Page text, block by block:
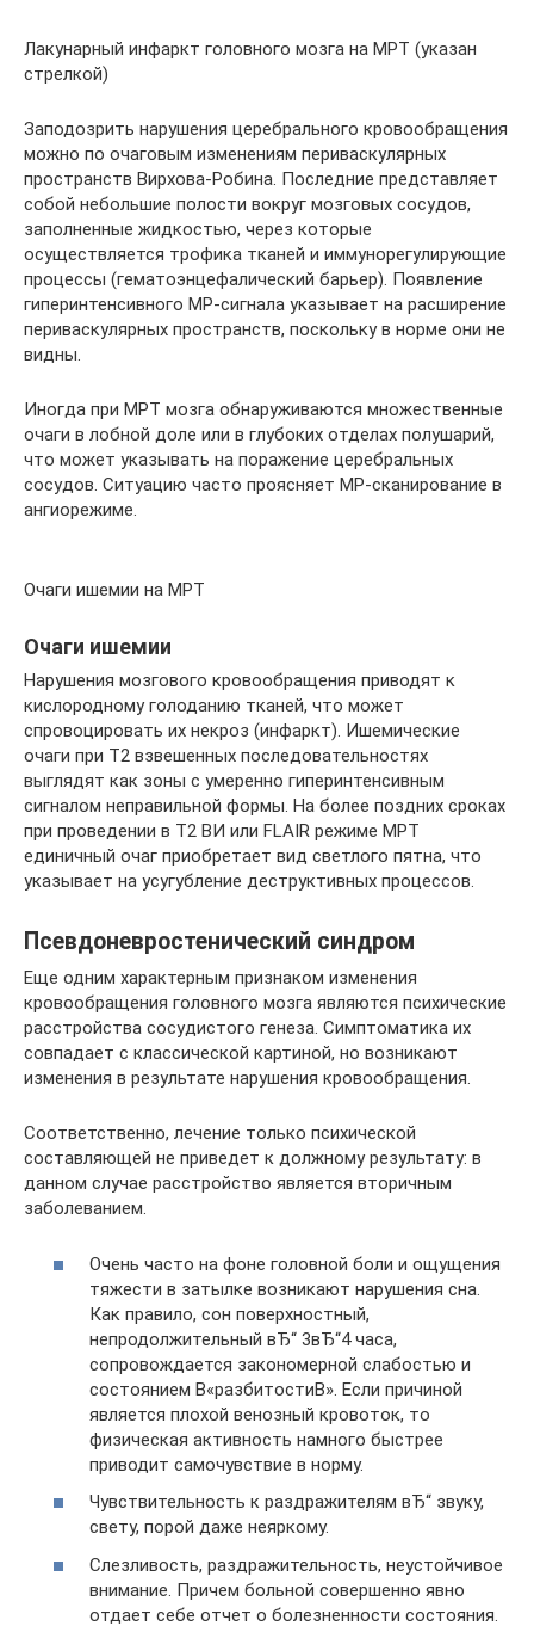
Лакунарный инфаркт головного мозга на МРТ (указан
стрелкой)
Заподозрить нарушения церебрального кровообращения
можно по очаговым изменениям периваскулярных
пространств Вирхова-Робина. Последние представляет
собой небольшие полости вокруг мозговых сосудов,
заполненные жидкостью, через которые
осуществляется трофика тканей и иммунорегулирующие
процессы (гематоэнцефалический барьер). Появление
гиперинтенсивного МР-сигнала указывает на расширение
периваскулярных пространств, поскольку в норме они не
видны.
Иногда при МРТ мозга обнаруживаются множественные
очаги в лобной доле или в глубоких отделах полушарий,
что может указывать на поражение церебральных
сосудов. Ситуацию часто проясняет МР-сканирование в
ангиорежиме.
Очаги ишемии на МРТ
Очаги ишемии
Нарушения мозгового кровообращения приводят к
кислородному голоданию тканей, что может
спровоцировать их некроз (инфаркт). Ишемические
очаги при Т2 взвешенных последовательностях
выглядят как зоны с умеренно гиперинтенсивным
сигналом неправильной формы. На более поздних сроках
при проведении в Т2 ВИ или FLAIR режиме МРТ
единичный очаг приобретает вид светлого пятна, что
указывает на усугубление деструктивных процессов.
Псевдоневростенический синдром
Еще одним характерным признаком изменения
кровообращения головного мозга являются психические
расстройства сосудистого генеза. Симптоматика их
совпадает с классической картиной, но возникают
изменения в результате нарушения кровообращения.
Соответственно, лечение только психической
составляющей не приведет к должному результату: в
данном случае расстройство является вторичным
заболеванием.
Очень часто на фоне головной боли и ощущения
тяжести в затылке возникают нарушения сна.
Как правило, сон поверхностный,
непродолжительный вЂ“ 3вЂ“4 часа,
сопровождается закономерной слабостью и
состоянием В«разбитостиВ». Если причиной
является плохой венозный кровоток, то
физическая активность намного быстрее
приводит самочувствие в норму.
Чувствительность к раздражителям вЂ“ звуку,
свету, порой даже неяркому.
Слезливость, раздражительность, неустойчивое
внимание. Причем больной совершенно явно
отдает себе отчет о болезненности состояния.